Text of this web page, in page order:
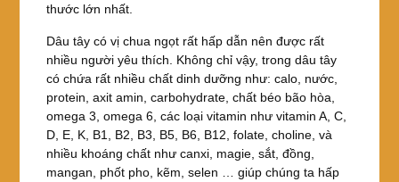
thước lớn nhất.
Dâu tây có vị chua ngọt rất hấp dẫn nên được rất
nhiều người yêu thích. Không chỉ vậy, trong dâu tây
có chứa rất nhiều chất dinh dưỡng như: calo, nước,
protein, axit amin, carbohydrate, chất béo bão hòa,
omega 3, omega 6, các loại vitamin như vitamin A, C,
D, E, K, B1, B2, B3, B5, B6, B12, folate, choline, và
nhiều khoáng chất như canxi, magie, sắt, đồng,
mangan, phốt pho, kẽm, selen … giúp chúng ta hấp